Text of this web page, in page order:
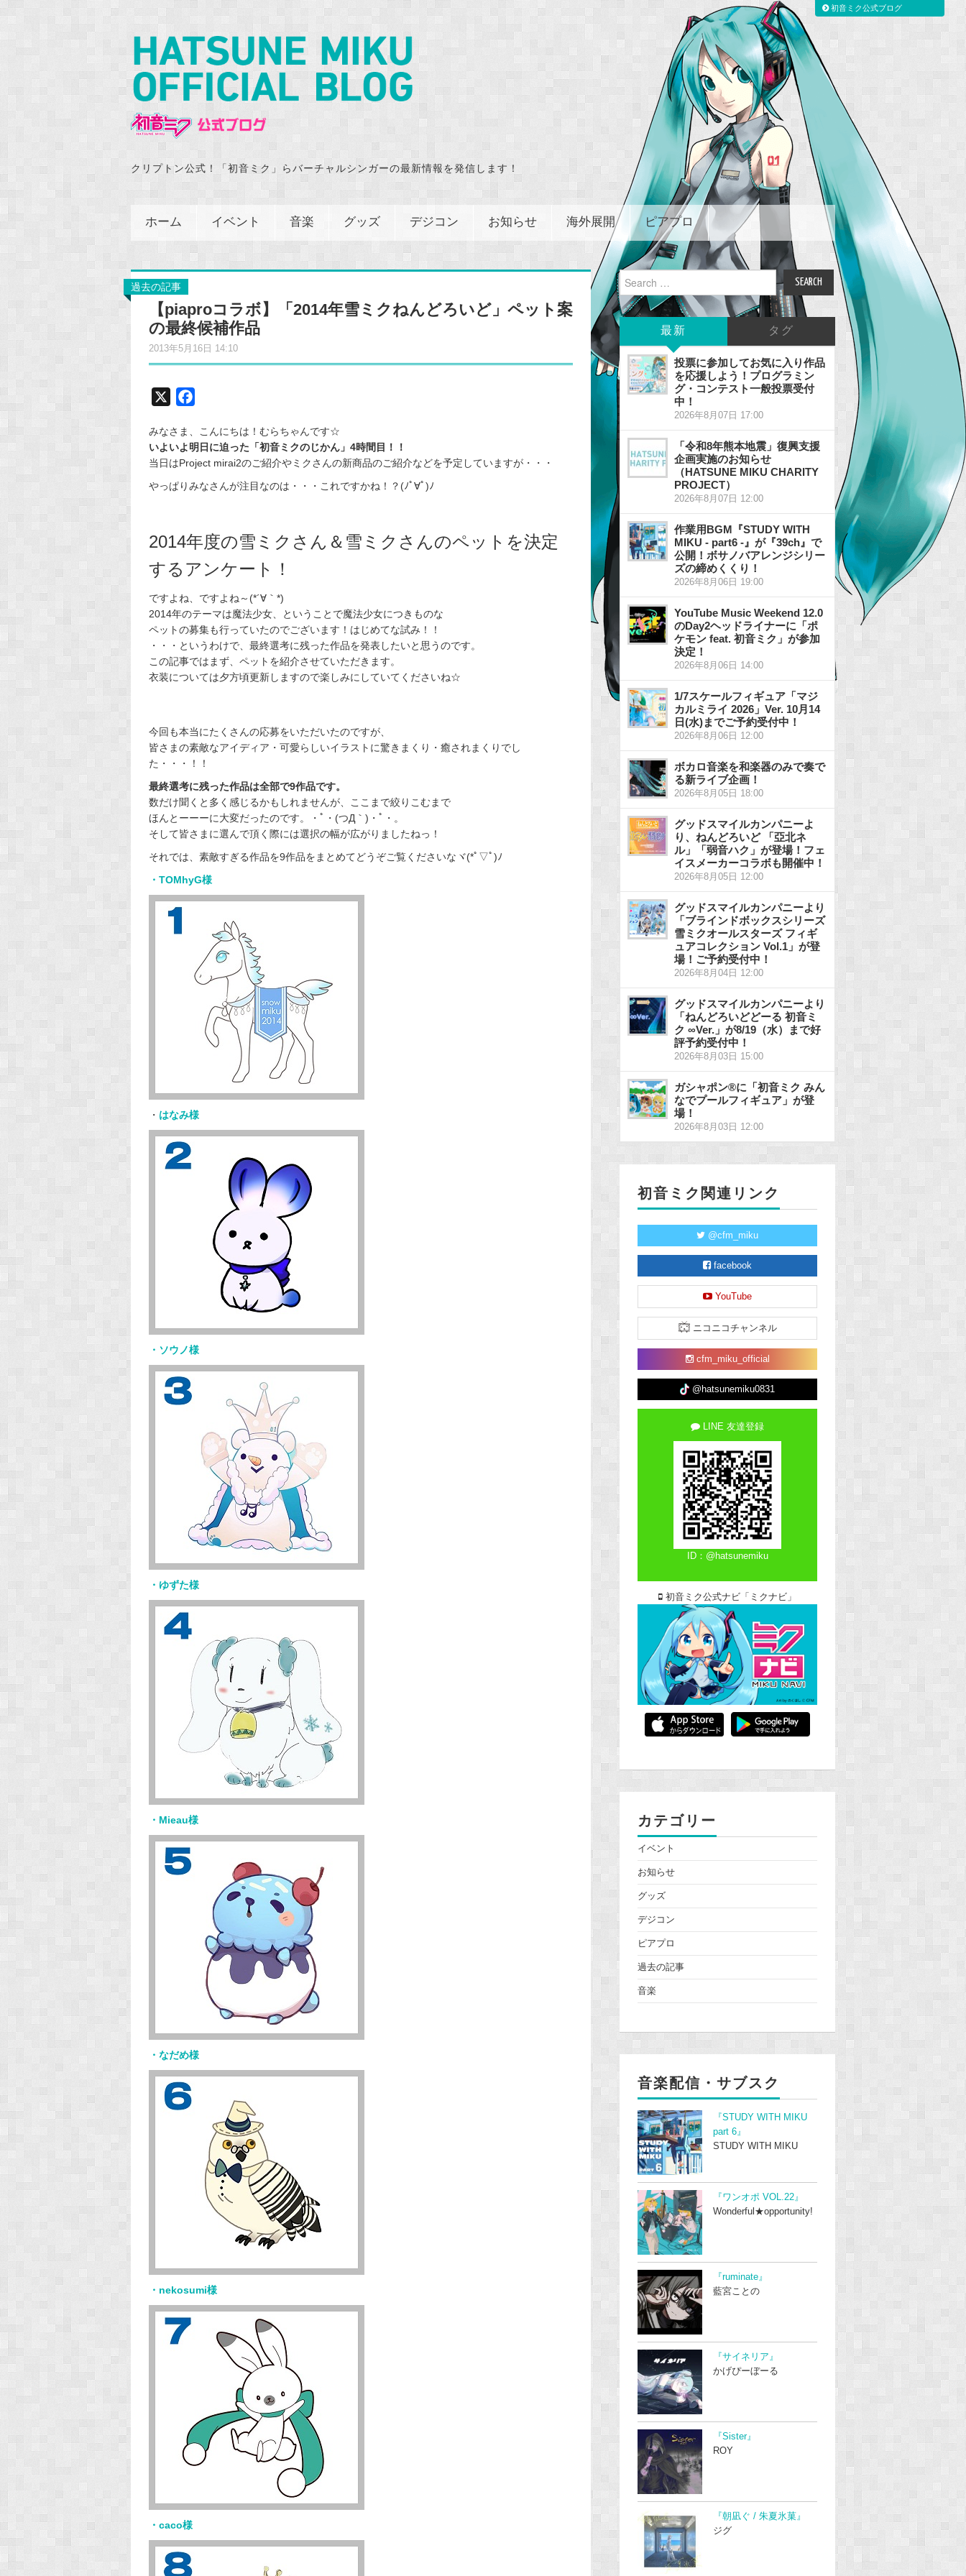
クリプトン公式！「初音ミク」らバーチャルシンガーの最新情報を発信します！
ホーム イベント 音楽 グッズ デジコン お知らせ 海外展開 ピアプロ
過去の記事
【piaproコラボ】「2014年雪ミクねんどろいど」ペット案
の最終候補作品
2013年5月16日 14:10
c
e
b
o
みなさま、こんにちは！むらちゃんです☆
いよいよ明日に迫った「初音ミクのじかん」4時間目！！
当日はProject mirai2のご紹介やミクさんの新商品のご紹介などを予定していますが・・・
やっぱりみなさんが注目なのは・・・これですかね！？(ﾉﾟ∀ﾟ)ﾉ
2014年度の雪ミクさん＆雪ミクさんのペットを決定
するアンケート！
ですよね、ですよね～(*´∀｀*)
2014年のテーマは魔法少女、ということで魔法少女につきものな
ペットの募集も行っていたのでございます！はじめてな試み！！
・・・というわけで、最終選考に残った作品を発表したいと思うのです。
この記事ではまず、ペットを紹介させていただきます。
衣装については夕方頃更新しますので楽しみにしていてくださいね☆
今回も本当にたくさんの応募をいただいたのですが、
皆さまの素敵なアイディア・可愛らしいイラストに驚きまくり・癒されまくりでし
た・・・！！
最終選考に残った作品は全部で9作品です。
数だけ聞くと多く感じるかもしれませんが、ここまで絞りこむまで
ほんとーーーに大変だったのです。・ﾟ・(つД｀)・ﾟ・。
そして皆さまに選んで頂く際には選択の幅が広がりましたねっ！
それでは、素敵すぎる作品を9作品をまとめてどうぞご覧くださいなヾ(*ﾟ▽ﾟ)ﾉ
・TOMhyG様
・ はなみ様
・ソウノ様
・ゆずた様
・Mieau様
・なだめ様
・nekosumi様
・caco様
Search
for:
最新 タグ
投票に参加してお気に入り作品
を応援しよう！プログラミン
グ・コンテスト一般投票受付
中！
2026年8月07日 17:00
「令和8年熊本地震」復興支援
企画実施のお知らせ
（HATSUNE MIKU CHARITY
PROJECT）
2026年8月07日 12:00
作業用BGM『STUDY WITH
MIKU - part6 -』が『39ch』で
公開！ボサノバアレンジシリー
ズの締めくくり！
2026年8月06日 19:00
YouTube Music Weekend 12.0
のDay2ヘッドライナーに「ポ
ケモン feat. 初音ミク」が参加
決定！
2026年8月06日 14:00
1/7スケールフィギュア「マジ
カルミライ 2026」Ver. 10月14
日(水)までご予約受付中！
2026年8月06日 12:00
ボカロ音楽を和楽器のみで奏で
る新ライブ企画！
2026年8月05日 18:00
グッドスマイルカンパニーよ
り、ねんどろいど 「亞北ネ
ル」「弱音ハク」が登場！フェ
イスメーカーコラボも開催中！
2026年8月05日 12:00
グッドスマイルカンパニーより
「ブラインドボックスシリーズ
雪ミクオールスターズ フィギ
ュアコレクション Vol.1」が登
場！ご予約受付中！
2026年8月04日 12:00
グッドスマイルカンパニーより
「ねんどろいどどーる 初音ミ
ク ∞Ver.」が8/19（水）まで好
評予約受付中！
2026年8月03日 15:00
ガシャポン®に「初音ミク みん
なでプールフィギュア」が登
場！
2026年8月03日 12:00
初音ミク関連リンク
@cfm_miku
facebook
YouTube
ニコニコチャンネル
cfm_miku_official
@hatsunemiku0831
LINE 友達登録
ID：@hatsunemiku
初音ミク公式ナビ「ミクナビ」
カテゴリー
イベント
お知らせ
グッズ
デジコン
ピアプロ
過去の記事
音楽
音楽配信・サブスク
『STUDY WITH MIKU
part 6』
STUDY WITH MIKU
『ワンオポ VOL.22』
Wonderful★opportunity!
『ruminate』
藍宮ことの
『サイネリア』
かげぴーぼーる
『Sister』
ROY
『朝凪ぐ / 朱夏氷菓』
ジグ
初音ミク公式ブログ